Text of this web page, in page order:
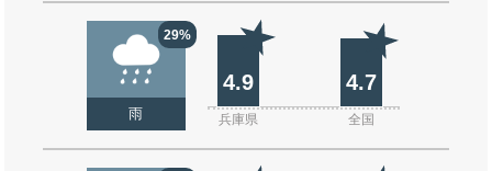
29%
雨
4.9 4.7
兵庫県 全国